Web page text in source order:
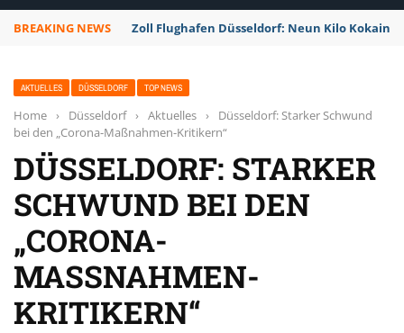
BREAKING NEWS Zoll Flughafen Düsseldorf: Neun Kilo Kokain
AKTUELLES DÜSSELDORF TOP NEWS
Home › Düsseldorf › Aktuelles ›
Düsseldorf: Starker Schwund
bei den „Corona-Maßnahmen-Kritikern“
DÜSSELDORF: STARKER
SCHWUND BEI DEN
„CORONA-
MASSNAHMEN-K
RITIKERN“